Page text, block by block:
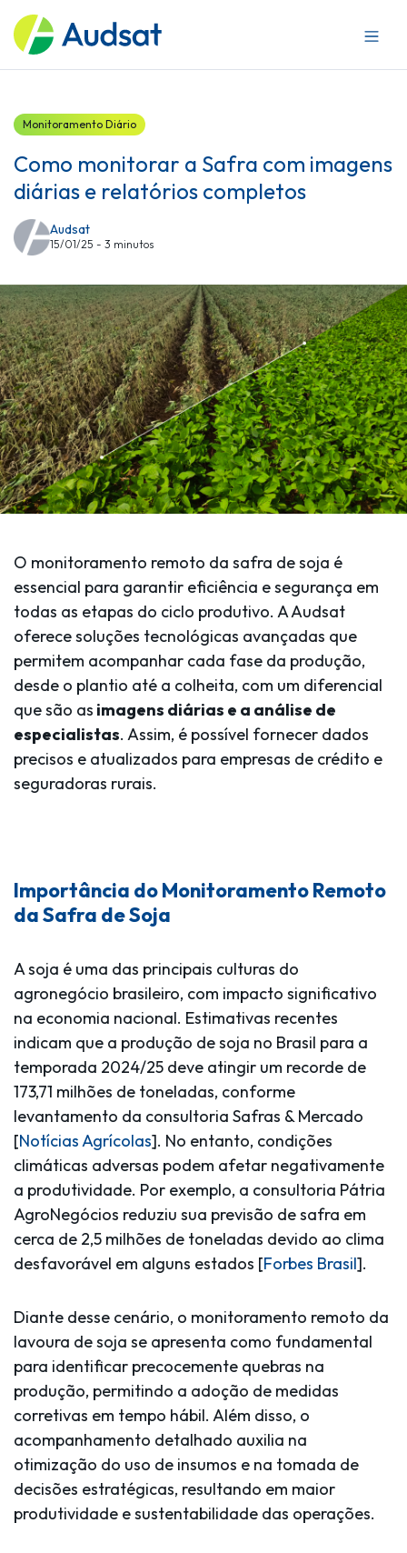
Sobre a Audsat
Mercados
Blog
Trabalhe conosco
Monitoramento Diário
Como monitorar a Safra com imagens
diárias e relatórios completos
Audsat
15/01/25 - 3 minutos
O monitoramento remoto da safra de soja é
essencial para garantir eficiência e segurança em
todas as etapas do ciclo produtivo. A Audsat
oferece soluções tecnológicas avançadas que
permitem acompanhar cada fase da produção,
desde o plantio até a colheita, com um diferencial
que são as imagens diárias e a análise de
especialistas. Assim, é possível fornecer dados
precisos e atualizados para empresas de crédito e
seguradoras rurais.
Importância do Monitoramento Remoto
da Safra de Soja
A soja é uma das principais culturas do
agronegócio brasileiro, com impacto significativo
na economia nacional. Estimativas recentes
indicam que a produção de soja no Brasil para a
temporada 2024/25 deve atingir um recorde de
173,71 milhões de toneladas, conforme
levantamento da consultoria Safras & Mercado
[Notícias Agrícolas]. No entanto, condições
climáticas adversas podem afetar negativamente
a produtividade. Por exemplo, a consultoria Pátria
AgroNegócios reduziu sua previsão de safra em
cerca de 2,5 milhões de toneladas devido ao clima
desfavorável em alguns estados [Forbes Brasil].
Diante desse cenário, o monitoramento remoto da
lavoura de soja se apresenta como fundamental
para identificar precocemente quebras na
produção, permitindo a adoção de medidas
corretivas em tempo hábil. Além disso, o
acompanhamento detalhado auxilia na
otimização do uso de insumos e na tomada de
decisões estratégicas, resultando em maior
produtividade e sustentabilidade das operações.